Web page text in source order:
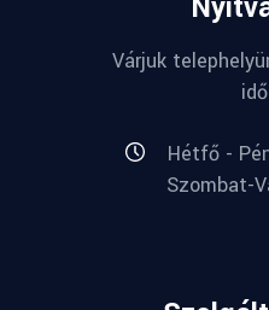
Várjuk
Hétfő -
Szombat-